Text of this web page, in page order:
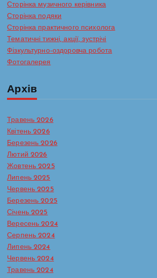
Сторінка музичного керівника
Сторінка подяки
Сторінка практичного психолога
Тематичні тижні, акції, зустрічі
Фізкультурно-оздоровча робота
Фотогалерея
Архів
Травень 2026
Квітень 2026
Березень 2026
Лютий 2026
Жовтень 2025
Липень 2025
Червень 2025
Березень 2025
Січень 2025
Вересень 2024
Серпень 2024
Липень 2024
Червень 2024
Травень 2024